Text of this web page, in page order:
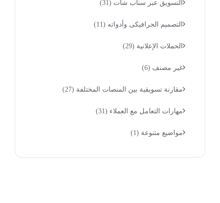
التسويق عبر سناب شات (31)
التصميم الجرافيكى وأدواته (11)
الحملات الإعلانية (29)
غير مصنف (6)
مقارنة تسويقية بين المنصات المختلفة (27)
مهارات التعامل مع العملاء (31)
مواضيع متنوعة (1)